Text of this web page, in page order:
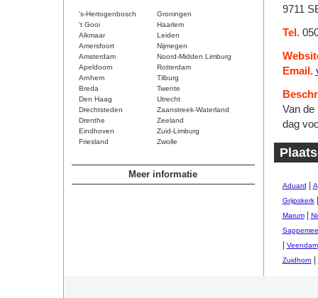
's-Hertogenbosch
Groningen
't Gooi
Haarlem
Alkmaar
Leiden
Amersfoort
Nijmegen
Amsterdam
Noord-Midden Limburg
Apeldoorn
Rotterdam
Arnhem
Tilburg
Breda
Twente
Den Haag
Utrecht
Drechtsteden
Zaanstreek-Waterland
Drenthe
Zeeland
Eindhoven
Zuid-Limburg
Friesland
Zwolle
Meer informatie
9711
Tel.
Email.
Van de
dag
Aduard
Grijpskerk
Marum|
Veendam
Zuidhorn